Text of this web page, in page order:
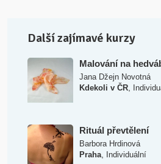
Další zajímavé kurzy
Malování na
Jana Džejn Novotná
Kdekoli v ČR,
Rituál převtělení
Barbora Hrdinová
Praha, Individuální